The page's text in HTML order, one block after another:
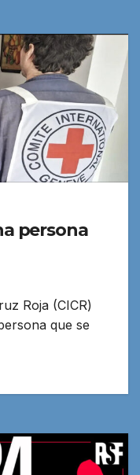
persona
Roja (CICR)
que se